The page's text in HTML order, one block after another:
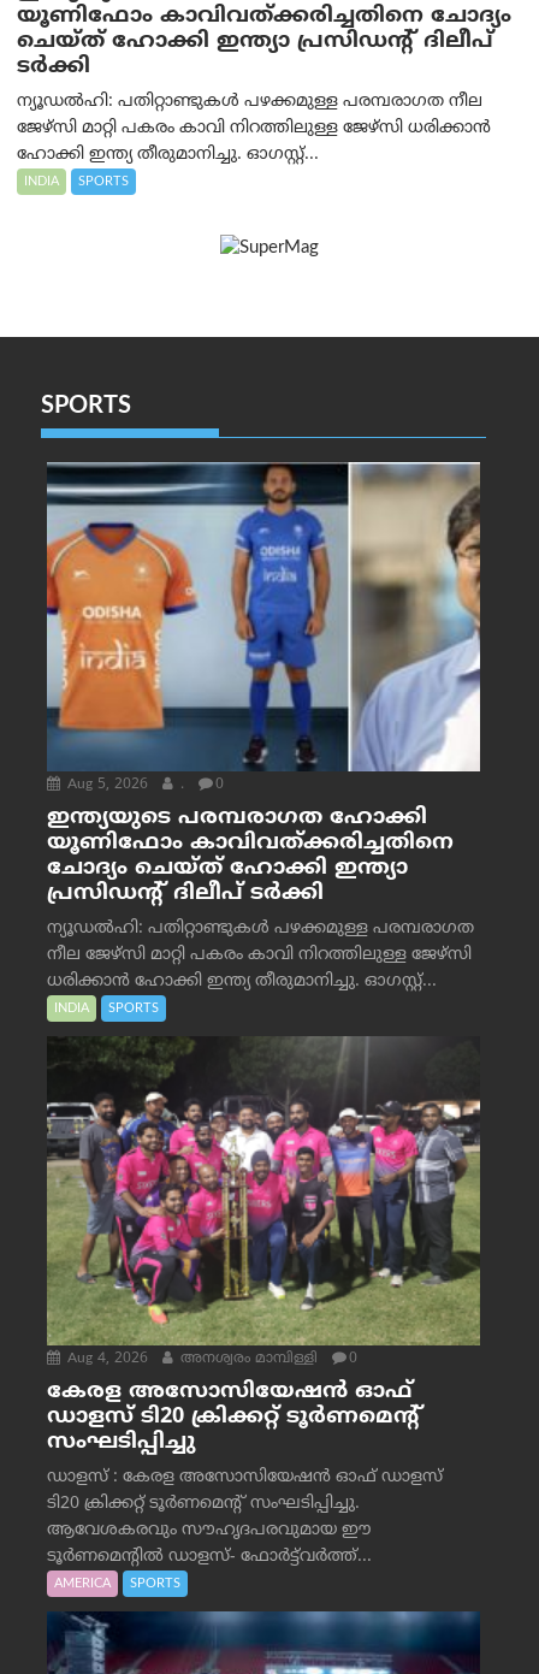
യൂണിഫോം കാവിവത്ക്കരിച്ചതിനെ ചോദ്യം
ചെയ്ത് ഹോക്കി ഇന്ത്യാ പ്രസിഡന്റ് ദിലീപ്
ടര്‍ക്കി
ന്യൂഡൽഹി: പതിറ്റാണ്ടുകൾ പഴക്കമുള്ള പരമ്പരാഗത നീല
ജേഴ്‌സി മാറ്റി പകരം കാവി നിറത്തിലുള്ള ജേഴ്‌സി ധരിക്കാൻ
ഹോക്കി ഇന്ത്യ തീരുമാനിച്ചു. ഓഗസ്റ്റ്...
INDIA SPORTS
SPORTS
Aug 5, 2026 . 0
ഇന്ത്യയുടെ പരമ്പരാഗത ഹോക്കി
യൂണിഫോം കാവിവത്ക്കരിച്ചതിനെ
ചോദ്യം ചെയ്ത് ഹോക്കി ഇന്ത്യാ
പ്രസിഡന്റ് ദിലീപ് ടര്‍ക്കി
ന്യൂഡൽഹി: പതിറ്റാണ്ടുകൾ പഴക്കമുള്ള പരമ്പരാഗത
നീല ജേഴ്‌സി മാറ്റി പകരം കാവി നിറത്തിലുള്ള ജേഴ്‌സി
ധരിക്കാൻ ഹോക്കി ഇന്ത്യ തീരുമാനിച്ചു. ഓഗസ്റ്റ്...
INDIA SPORTS
Aug 4, 2026 അനശ്വരം മാമ്പിള്ളി 0
കേരള അസോസിയേഷൻ ഓഫ്
ഡാളസ് ടി20 ക്രിക്കറ്റ് ടൂർണമെന്റ്
സംഘടിപ്പിച്ചു
ഡാളസ് : കേരള അസോസിയേഷൻ ഓഫ് ഡാളസ്
ടി20 ക്രിക്കറ്റ് ടൂർണമെന്റ് സംഘടിപ്പിച്ചു.
ആവേശകരവും സൗഹൃദപരവുമായ ഈ
ടൂർണമെന്റിൽ ഡാളസ്- ഫോർട്ട്‌വര്‍ത്ത്...
AMERICA SPORTS